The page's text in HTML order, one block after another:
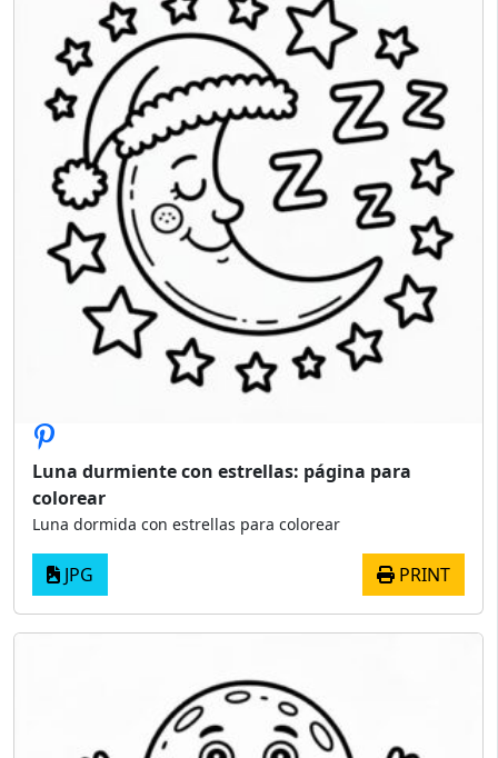
Luna durmiente con estrellas: página para
colorear
Luna dormida con estrellas para colorear
JPG PRINT